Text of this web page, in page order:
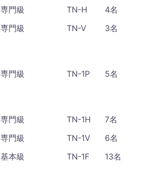
専門級 TN-H
4名
専門級
TN-V
3名
専門級 TN-1P 5名
専門級 TN-1H
7名
専門級
TN-1V
6名
基本級
TN-1F
13名